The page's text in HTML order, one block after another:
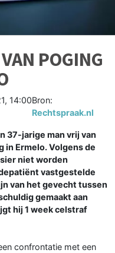
POGING
14:00Bron:
Rechtspraak.nl
37-jarige man vrij van
in Ermelo. Volgens de
niet worden
vastgestelde
van het gevecht tussen
gemaakt aan
hij 1 week celstraf
confrontatie met een